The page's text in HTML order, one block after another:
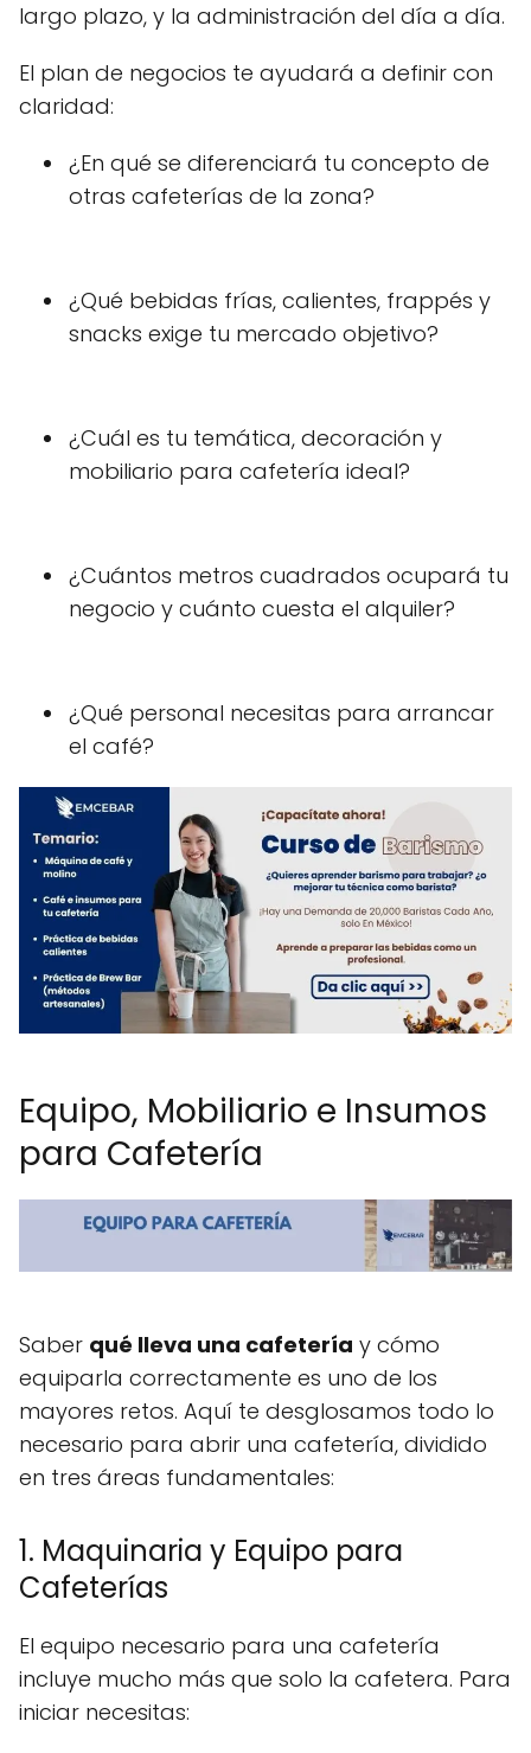
largo plazo, y la administración del día a día.
El plan de negocios te ayudará a definir con
claridad:
¿En qué se diferenciará tu concepto de
otras cafeterías de la zona?
¿Qué bebidas frías, calientes, frappés y
snacks exige tu mercado objetivo?
¿Cuál es tu temática, decoración y
mobiliario para cafetería ideal?
¿Cuántos metros cuadrados ocupará tu
negocio y cuánto cuesta el alquiler?
¿Qué personal necesitas para arrancar
el café?
Equipo, Mobiliario e Insumos
para Cafetería
Saber qué lleva una cafetería y cómo
equiparla correctamente es uno de los
mayores retos. Aquí te desglosamos todo lo
necesario para abrir una cafetería, dividido
en tres áreas fundamentales:
1. Maquinaria y Equipo para
Cafeterías
El equipo necesario para una cafetería
incluye mucho más que solo la cafetera. Para
iniciar necesitas: